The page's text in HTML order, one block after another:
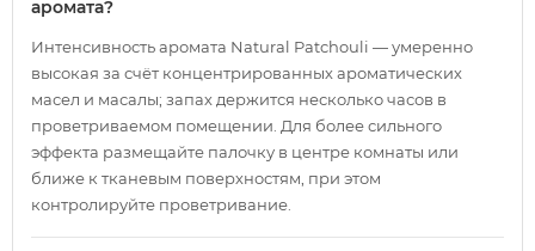
аромата?
Интенсивность аромата Natural Patchouli — умеренно
высокая за счёт концентрированных ароматических
масел и масалы; запах держится несколько часов в
проветриваемом помещении. Для более сильного
эффекта размещайте палочку в центре комнаты или
ближе к тканевым поверхностям, при этом
контролируйте проветривание.